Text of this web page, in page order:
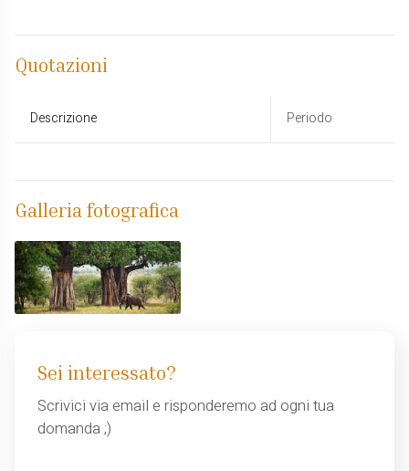
Quotazioni
Descrizione Periodo
Galleria fotografica
Sei interessato?
Scrivici via email e risponderemo ad ogni tua
domanda ;)